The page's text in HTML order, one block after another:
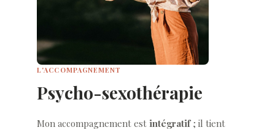
L'ACCOMPAGNEMENT
Psycho-sexothérapie
Mon accompagnement est intégratif; il tient